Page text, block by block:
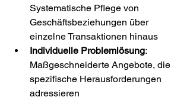
Systematische Pflege von
Geschäftsbeziehungen über
einzelne Transaktionen hinaus
Individuelle Problemlösung:
Maßgeschneiderte Angebote, die
spezifische Herausforderungen
adressieren